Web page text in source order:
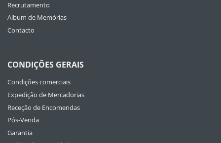
Recrutamento
Album de Memórias
Contacto
CONDIÇÕES GERAIS
Condições comerciais
Expedição de Mercadorias
Receção de Encomendas
Pós-Venda
Garantia